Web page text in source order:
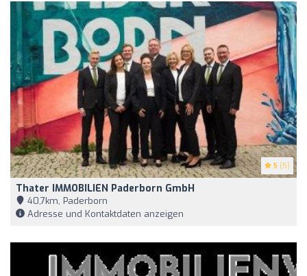
5 (5)
Thater IMMOBILIEN Paderborn GmbH
40,7km, Paderborn
Adresse und Kontaktdaten anzeigen